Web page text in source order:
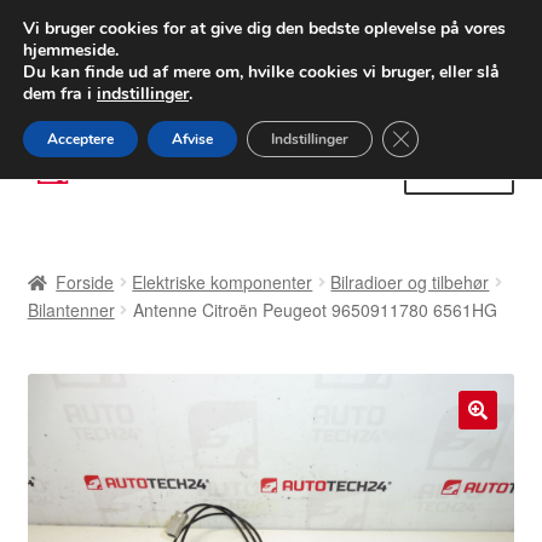
LEVERING fra 55 kr.
FEDEX verdensomspændende forsendelse
80 82 72 02
Spring
til
Spring
til
Betalinger
Klage
Klageprocedure
Forside Elektriske komponenter
Bilradioer og tilbehør
Bilantenner
Antenne Citroën Peugeot 9650911780 6561HG
Vi bruger cookies for at give dig den bedste oplevelse på vores
hjemmeside.
Du kan finde ud af mere om, hvilke cookies vi bruger, eller slå
dem fra i indstillinger.
Acceptere Afvise Indstillinger Close GDPR